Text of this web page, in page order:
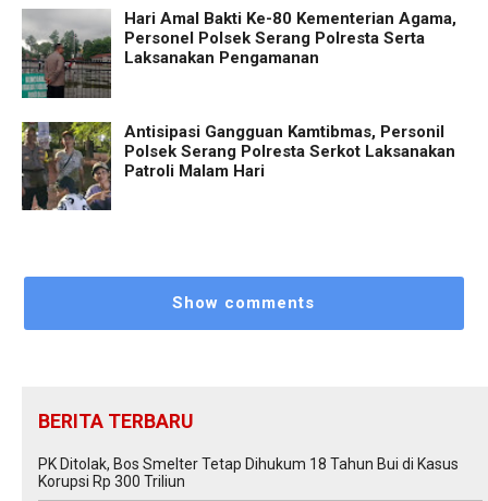
Hari Amal Bakti Ke-80 Kementerian Agama,
Personel Polsek Serang Polresta Serta
Laksanakan Pengamanan
Antisipasi Gangguan Kamtibmas, Personil
Polsek Serang Polresta Serkot Laksanakan
Patroli Malam Hari
Show comments
BERITA TERBARU
PK Ditolak, Bos Smelter Tetap Dihukum 18 Tahun Bui di Kasus
Korupsi Rp 300 Triliun